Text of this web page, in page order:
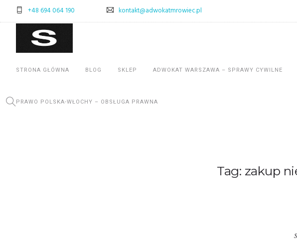
+48 694 064 190 kontakt@adwokatmrowiec.pl
STRONA GŁÓWNA BLOG SKLEP ADWOKAT WARSZAWA – SPRAWY CYWILNE
PRAWO POLSKA-WŁOCHY – OBSŁUGA PRAWNA
Tag: zakup